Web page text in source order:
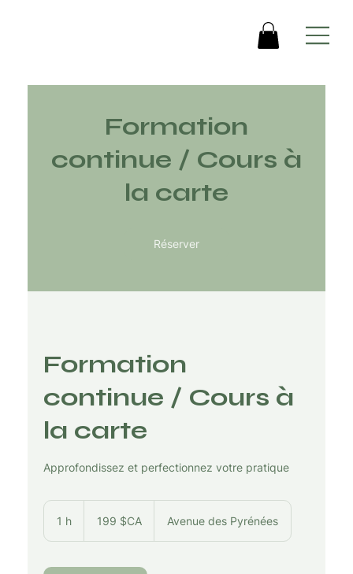
Formation
continue / Cours à
la carte
Réserver
Formation
continue / Cours à
la carte
Approfondissez et perfectionnez votre pratique
1 h
canadiens
199 $CA Avenue des Pyrénées